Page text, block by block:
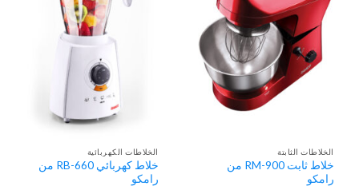
الخلاطات الثابتة
خلاط ثابت RM-900 من
رامكو
الخلاطات الكهربائية
خلاط كهربائي RB-660 من
رامكو